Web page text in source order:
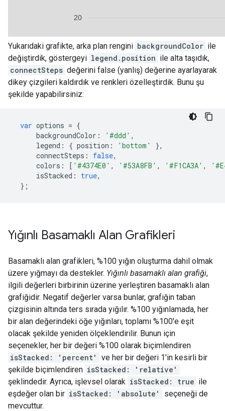
Yukarıdaki grafikte, arka plan rengini backgroundColor ile
değiştirdik, göstergeyi legend.position ile alta taşıdık,
connectSteps değerini false (yanlış) değerine ayarlayarak
dikey çizgileri kaldırdık ve renkleri özelleştirdik. Bunu şu
şekilde yapabilirsiniz:
var options = {
backgroundColor : '#ddd' ,
legend : { position : 'bottom'
},
connectSteps : false,
colors : [ '#4374E0' , '#53A8FB' , '#F1CA3A' ,
isStacked : true,
};
Yığınlı Basamaklı Alan Grafikleri
Basamaklı alan grafikleri, %100 yığın oluşturma dahil olmak
üzere yığmayı da destekler. Yığınlı basamaklı alan grafiği,
ilgili değerleri birbirinin üzerine yerleştiren basamaklı alan
grafiğidir. Negatif değerler varsa bunlar, grafiğin taban
çizgisinin altında ters sırada yığılır. %100 yığınlamada, her
bir alan değerindeki öğe yığınları, toplamı %100'e eşit
olacak şekilde yeniden ölçeklendirilir. Bunun için
seçenekler, her bir değeri %100 olarak biçimlendiren
isStacked: 'percent'
ve her bir değeri 1'in kesirli bir
şekilde biçimlendiren isStacked: 'relative'
şeklindedir. Ayrıca, işlevsel olarak isStacked: true ile
eşdeğer olan bir isStacked: 'absolute'
seçeneği de
mevcuttur.